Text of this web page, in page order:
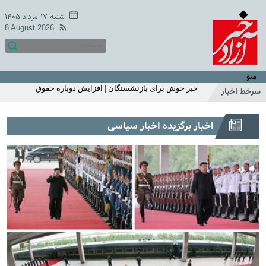
شنبه ۱۷ مرداد ۱۴۰۵
8 August 2026
منو
سرخط اخبار
افزایش حقوق بازنشستگان در دو سطح و مبلغ متفاوت +
اگر زیاد می خوابید حتما بخوانید | ۱۱ بلای مرگبار خواب زیاد که
متناسب سازی حقوق بازنشستگان و مستمری بگیران اعلام شد
خبر خوش برای بازنشستگان | افزایش دوباره حقوق
استارت واریز یارانه نقدی با تغییرات اضافه 1 میلیونی برای این
خانوارها | واریز یارانه نقدی مرحله ای شد | استعلام آخرین
وضعیت دهک بندی و مبلغ یارانه با کدملی
شارژ 2/200/000 تومانی حساب یارانه نقدی خانوار تک فرزند با
این شرط | استارت واریز یارانه نقدی اردیبهشت ماه از این
هفته | این خانوارها این ماه یارانه اضافی می گیرند
سرپرستان خانوارها عجله کنید | ثبت نام یارانه نقدی 1میلیون
تومانی از این ماه | استعلام یارانه با موبایل
خبر غافلگیر کننده یارانه ای دولت برای مردم با طرح جدید |
افزایش مبلغ یارانه نقدی به 620/000 تومان | ثبت‌نام برای
یارانه ۱ میلیون تومانی فجرانه
قول عجیب جواد خیابانی به مارادونا | جواد خیابانی: مصاحبه
مارادونا بعد از مرگ من منتشر می‌شود +فیلم
عکس منوچهر هادی از لشکر فامیلا | سلفی خاص منوچهر هادی
اخبار برگزیده اخبار سیاسی